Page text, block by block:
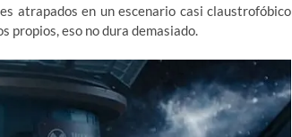
atrapados en un escenario casi claustrofóbico
propios, eso no dura demasiado.